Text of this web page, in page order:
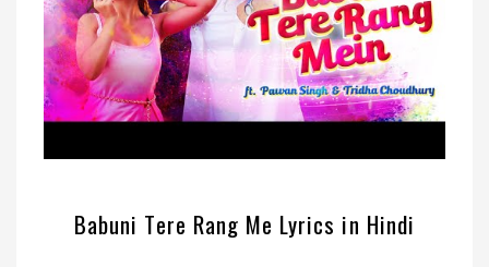
Babuni Tere Rang Me Lyrics in Hindi